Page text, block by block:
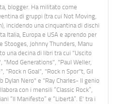
blogger. Ha militato come
di gruppi (tra cui Not Moving,
incidendo una cinquantina di dischi
Italia, Europa e USA e aprendo per
Stooges, Johnny Thunders, Manu
una decina di libri tra cui "Uscito
"Mod Generations", "Paul Weller,
"Rock n Goal", "Rock n Spor"t, Gil
Dylan Nero" e "Ray Charles- Il genio
con i mensili “Classic Rock”,
“Il Manifesto” e “Libertà”. E' tra i